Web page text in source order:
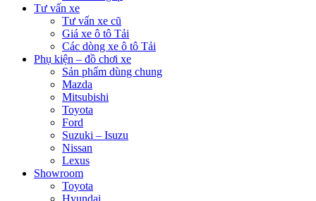
Tư vấn xe
Tư vấn xe cũ
Giá xe ô tô Tải
Các dòng xe ô tô Tải
Phụ kiện – đồ chơi xe
Sản phẩm dùng chung
Mazda
Mitsubishi
Toyota
Ford
Suzuki – Isuzu
Nissan
Lexus
Showroom
Toyota
Hyundai